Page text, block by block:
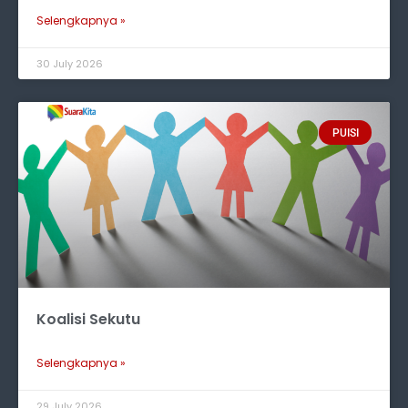
Selengkapnya »
30 July 2026
PUISI
Koalisi Sekutu
Selengkapnya »